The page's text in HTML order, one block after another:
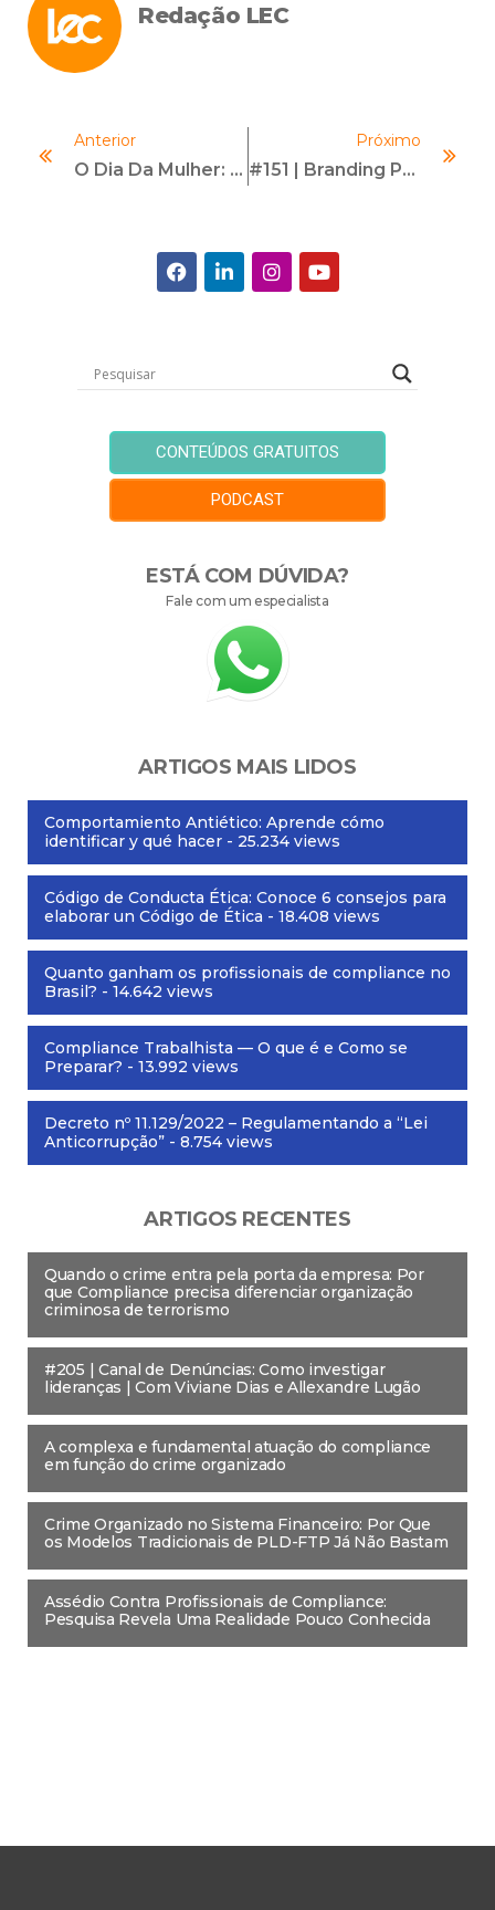
Redação LEC
Anterior
O Dia Da Mulher: Celebração, Reflexão E Caminhos Para A Equidade
Próximo
#151 | Branding Pessoal | Com Beatriz Machado
CONTEÚDOS GRATUITOS
PODCAST
ESTÁ COM DÚVIDA?
Fale com um especialista
ARTIGOS MAIS LIDOS
Comportamiento Antiético: Aprende cómo
identificar y qué hacer - 25.234 views
Código de Conducta Ética: Conoce 6 consejos para
elaborar un Código de Ética - 18.408 views
Quanto ganham os profissionais de compliance no
Brasil? - 14.642 views
Compliance Trabalhista — O que é e Como se
Preparar? - 13.992 views
Decreto nº 11.129/2022 – Regulamentando a “Lei
Anticorrupção” - 8.754 views
ARTIGOS RECENTES
Quando o crime entra pela porta da empresa: Por
que Compliance precisa diferenciar organização
criminosa de terrorismo
#205 | Canal de Denúncias: Como investigar
lideranças | Com Viviane Dias e Allexandre Lugão
A complexa e fundamental atuação do compliance
em função do crime organizado
Crime Organizado no Sistema Financeiro: Por Que
os Modelos Tradicionais de PLD-FTP Já Não Bastam
Assédio Contra Profissionais de Compliance:
Pesquisa Revela Uma Realidade Pouco Conhecida